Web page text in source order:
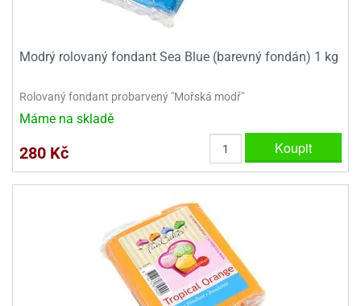
Modrý rolovaný fondant Sea Blue (barevný fondán) 1 kg
Rolovaný fondant probarvený "Mořská modř"
Máme na skladě
280 Kč Koupit